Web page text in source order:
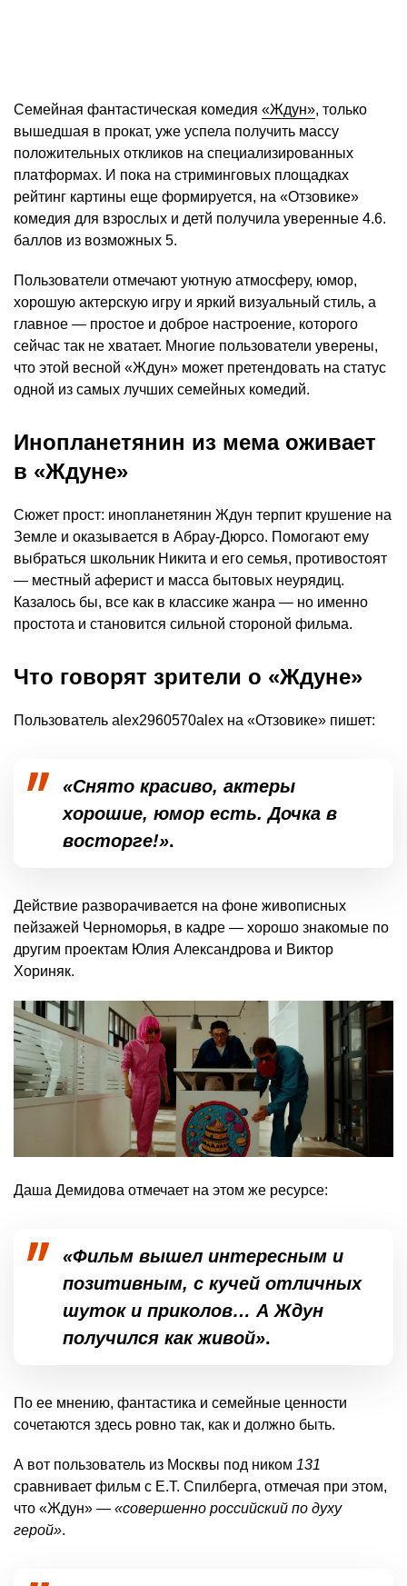
Семейная фантастическая комедия «Ждун», только
вышедшая в прокат, уже успела получить массу
положительных откликов на специализированных
платформах. И пока на стриминговых площадках
рейтинг картины еще формируется, на «Отзовике»
комедия для взрослых и детй получила уверенные 4.6.
баллов из возможных 5.
Пользователи отмечают уютную атмосферу, юмор,
хорошую актерскую игру и яркий визуальный стиль, а
главное — простое и доброе настроение, которого
сейчас так не хватает. Многие пользователи уверены,
что этой весной «Ждун» может претендовать на статус
одной из самых лучших семейных комедий.
Инопланетянин из мема оживает
в «Ждуне»
Сюжет прост: инопланетянин Ждун терпит крушение на
Земле и оказывается в Абрау-Дюрсо. Помогают ему
выбраться школьник Никита и его семья, противостоят
— местный аферист и масса бытовых неурядиц.
Казалось бы, все как в классике жанра — но именно
простота и становится сильной стороной фильма.
Что говорят зрители о «Ждуне»
Пользователь alex2960570alex на «Отзовике» пишет:
«Снято красиво, актеры
хорошие, юмор есть. Дочка в
восторге!».
Действие разворачивается на фоне живописных
пейзажей Черноморья, в кадре — хорошо знакомые по
другим проектам Юлия Александрова и Виктор
Хориняк.
Даша Демидова отмечает на этом же ресурсе:
«Фильм вышел интересным и
позитивным, с кучей отличных
шуток и приколов… А Ждун
получился как живой».
По ее мнению, фантастика и семейные ценности
сочетаются здесь ровно так, как и должно быть.
А вот пользователь из Москвы под ником 131
сравнивает фильм с E.T. Спилберга, отмечая при этом,
что «Ждун» — «совершенно российский по духу
герой».